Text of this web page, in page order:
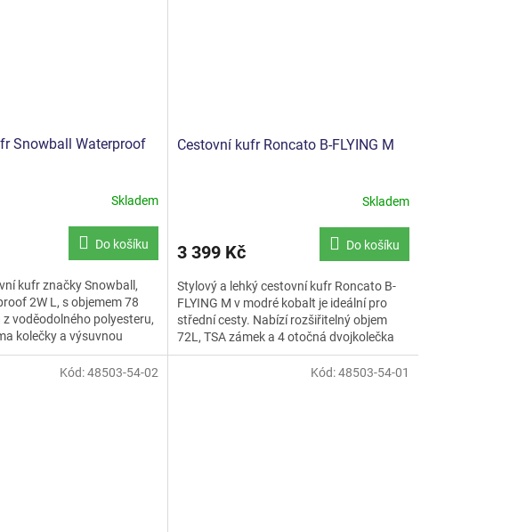
Snowball Waterproof
Skladem
Do košíku
kufr značky Snowball,
2W L, s objemem 78
z voděodolného polyesteru,
kolečky a výsuvnou
pro...
Cestovní kufr Roncato B-FLYING M
Skladem
3 399 Kč Do košíku
Stylový a lehký cestovní kufr Roncato B-
FLYING M v modré kobalt je ideální pro
střední cesty. Nabízí rozšiřitelný objem
72L, TSA zámek a 4 otočná dvojkolečka
pro snadnou...
Kód:48503-54-02 Kód:48503-54-01